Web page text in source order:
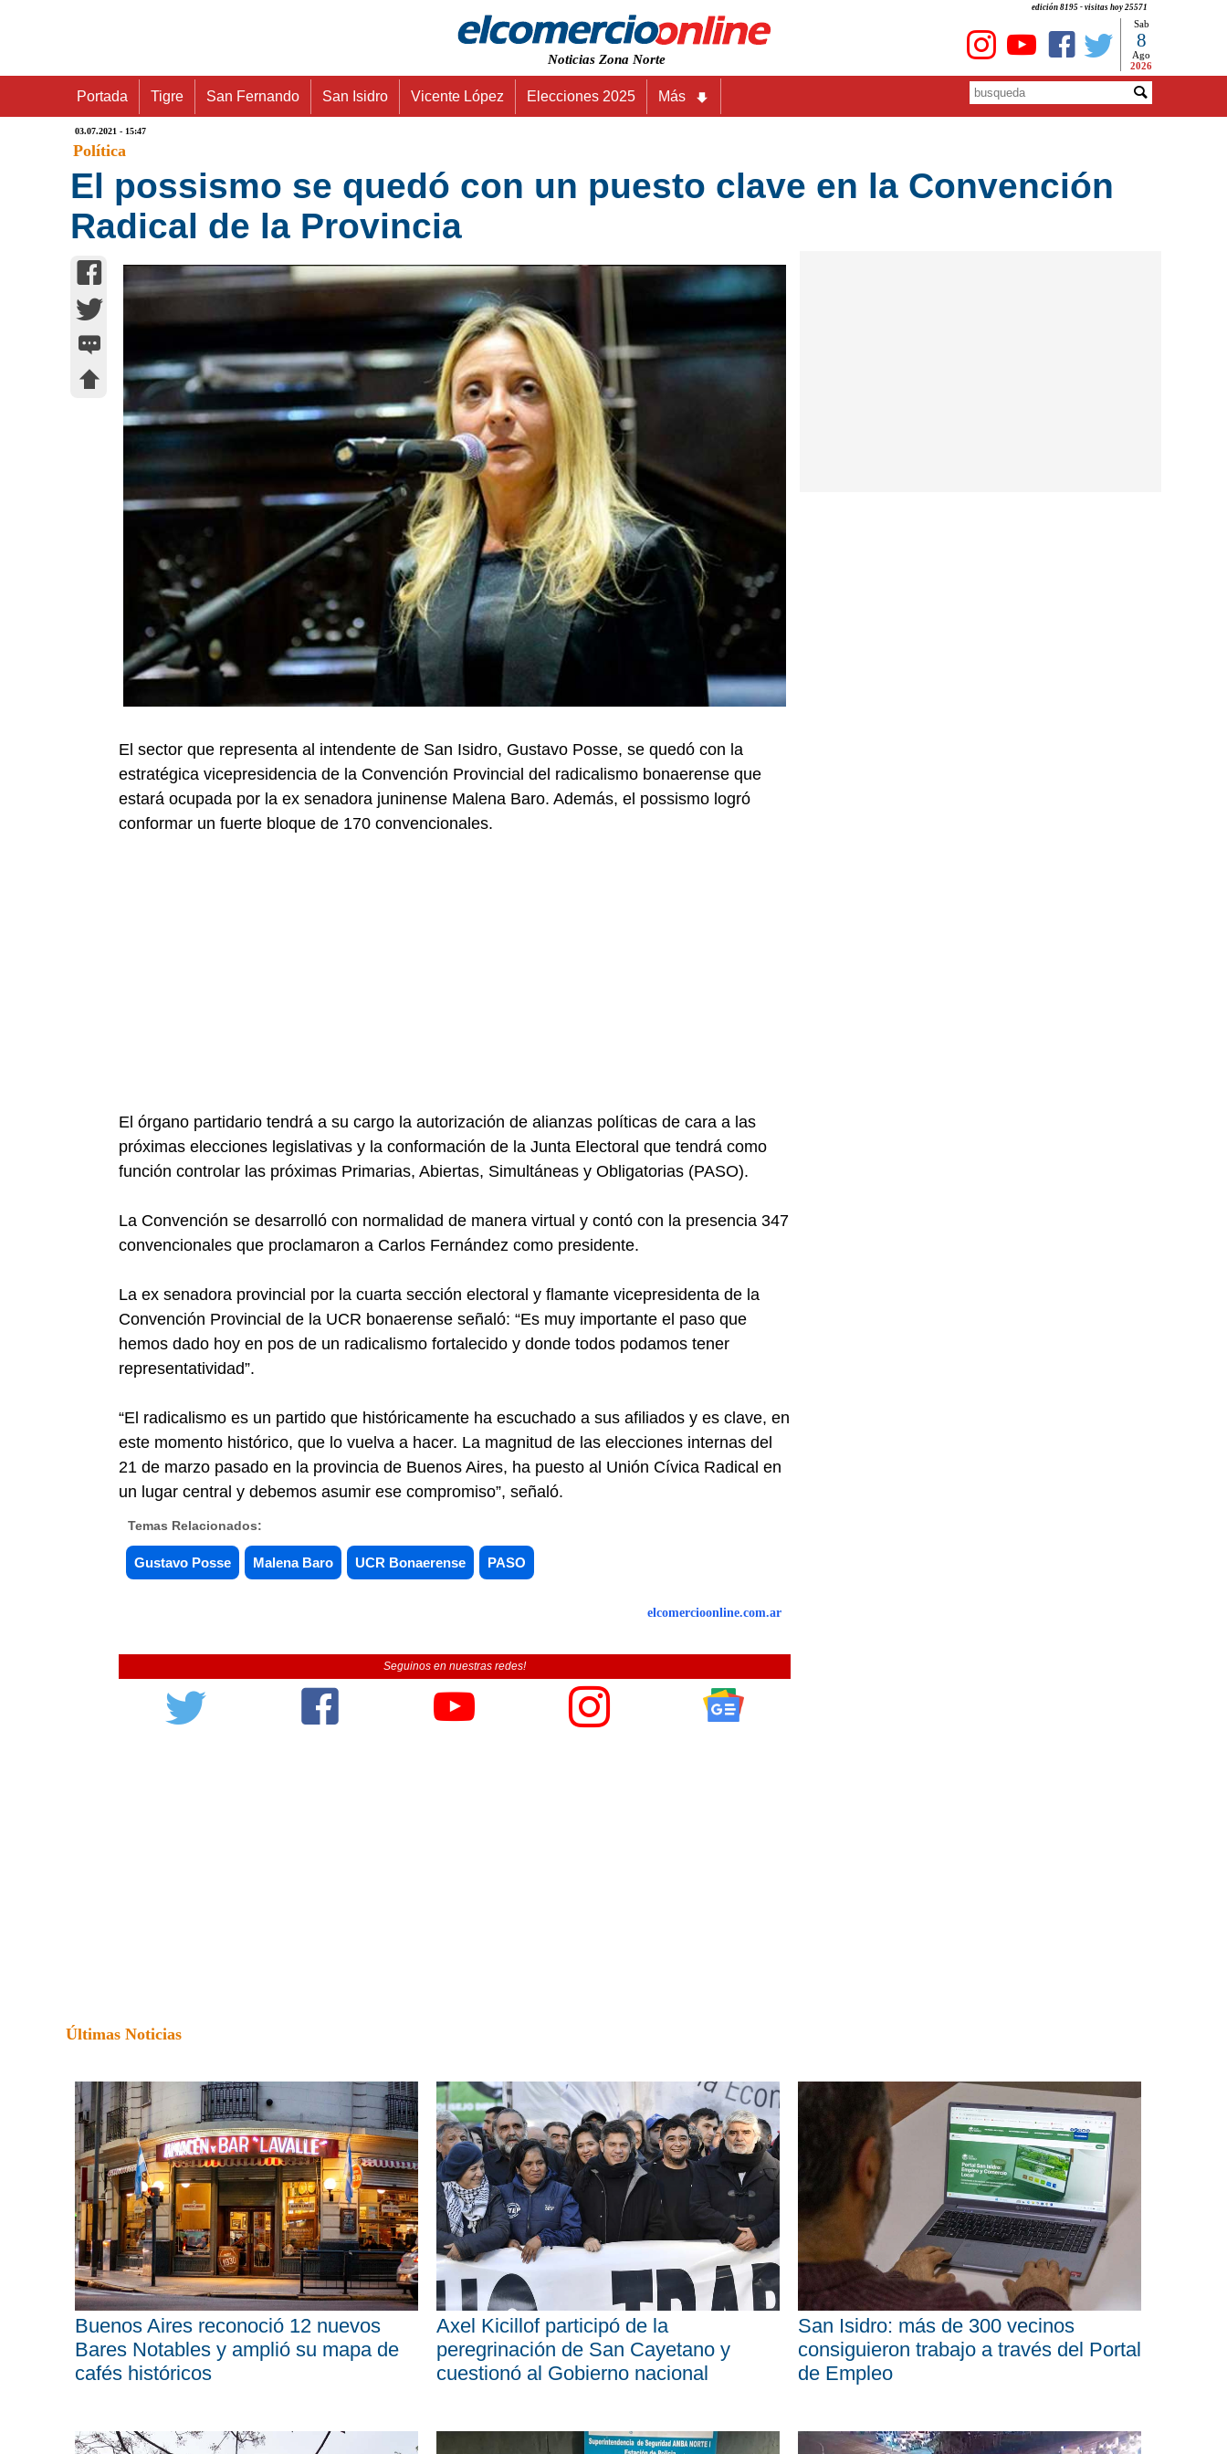
edición 8195 - visitas hoy 25571
Noticias Zona Norte
Sab
8
Ago
2026
Portada Tigre San Fernando San Isidro Vicente López Elecciones 2025 Más
03.07.2021 - 15:47
Política
El possismo se quedó con un puesto clave en la Convención
Radical de la Provincia
El sector que representa al intendente de San Isidro, Gustavo Posse, se quedó con la
estratégica vicepresidencia de la Convención Provincial del radicalismo bonaerense que
estará ocupada por la ex senadora juninense Malena Baro. Además, el possismo logró
conformar un fuerte bloque de 170 convencionales.
El órgano partidario tendrá a su cargo la autorización de alianzas políticas de cara a las
próximas elecciones legislativas y la conformación de la Junta Electoral que tendrá como
función controlar las próximas Primarias, Abiertas, Simultáneas y Obligatorias (PASO).
La Convención se desarrolló con normalidad de manera virtual y contó con la presencia 347
convencionales que proclamaron a Carlos Fernández como presidente.
La ex senadora provincial por la cuarta sección electoral y flamante vicepresidenta de la
Convención Provincial de la UCR bonaerense señaló: “Es muy importante el paso que
hemos dado hoy en pos de un radicalismo fortalecido y donde todos podamos tener
representatividad”.
“El radicalismo es un partido que históricamente ha escuchado a sus afiliados y es clave, en
este momento histórico, que lo vuelva a hacer. La magnitud de las elecciones internas del
21 de marzo pasado en la provincia de Buenos Aires, ha puesto al Unión Cívica Radical en
un lugar central y debemos asumir ese compromiso”, señaló.
Temas Relacionados:
Gustavo Posse Malena Baro UCR Bonaerense PASO
elcomercioonline.com.ar
Seguinos en nuestras redes!
Últimas Noticias
Buenos Aires reconoció 12 nuevos
Bares Notables y amplió su mapa de
cafés históricos
Axel Kicillof participó de la
peregrinación de San Cayetano y
cuestionó al Gobierno nacional
San Isidro: más de 300 vecinos
consiguieron trabajo a través del Portal
de Empleo